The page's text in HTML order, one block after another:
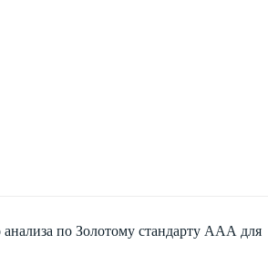
по Золотому стандарту ААА для